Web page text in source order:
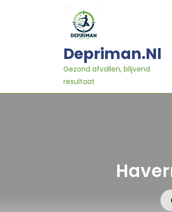
Depriman.nl
Gezond afvallen, blijvend
resultaat